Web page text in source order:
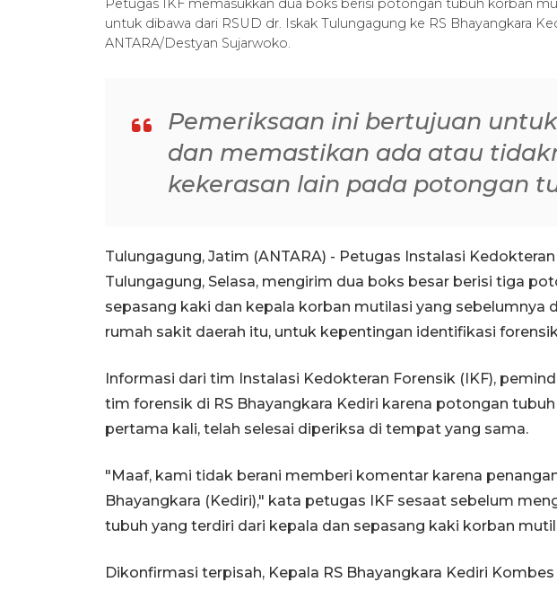
Petugas IKF memasukkan dua boks berisi potongan tubuh korban
untuk dibawa dari RSUD dr. Iskak Tulungagung ke RS Bhayangkara
ANTARA/Destyan Sujarwoko.
Pemeriksaan ini bertujuan
dan memastikan ada atau
kekerasan lain pada potongan
Tulungagung, Jatim (ANTARA) - Petugas Instalasi
Tulungagung, Selasa, mengirim dua boks besar berisi tiga
sepasang kaki dan kepala korban mutilasi yang sebelumnya
rumah sakit daerah itu, untuk kepentingan identifikasi
Informasi dari tim Instalasi Kedokteran Forensik (IKF),
tim forensik di RS Bhayangkara Kediri karena potongan
pertama kali, telah selesai diperiksa di tempat yang sama.
"Maaf, kami tidak berani memberi komentar karena
Bhayangkara (Kediri)," kata petugas IKF sesaat sebelum
tubuh yang terdiri dari kepala dan sepasang kaki korban
Dikonfirmasi terpisah, Kepala RS Bhayangkara Kediri